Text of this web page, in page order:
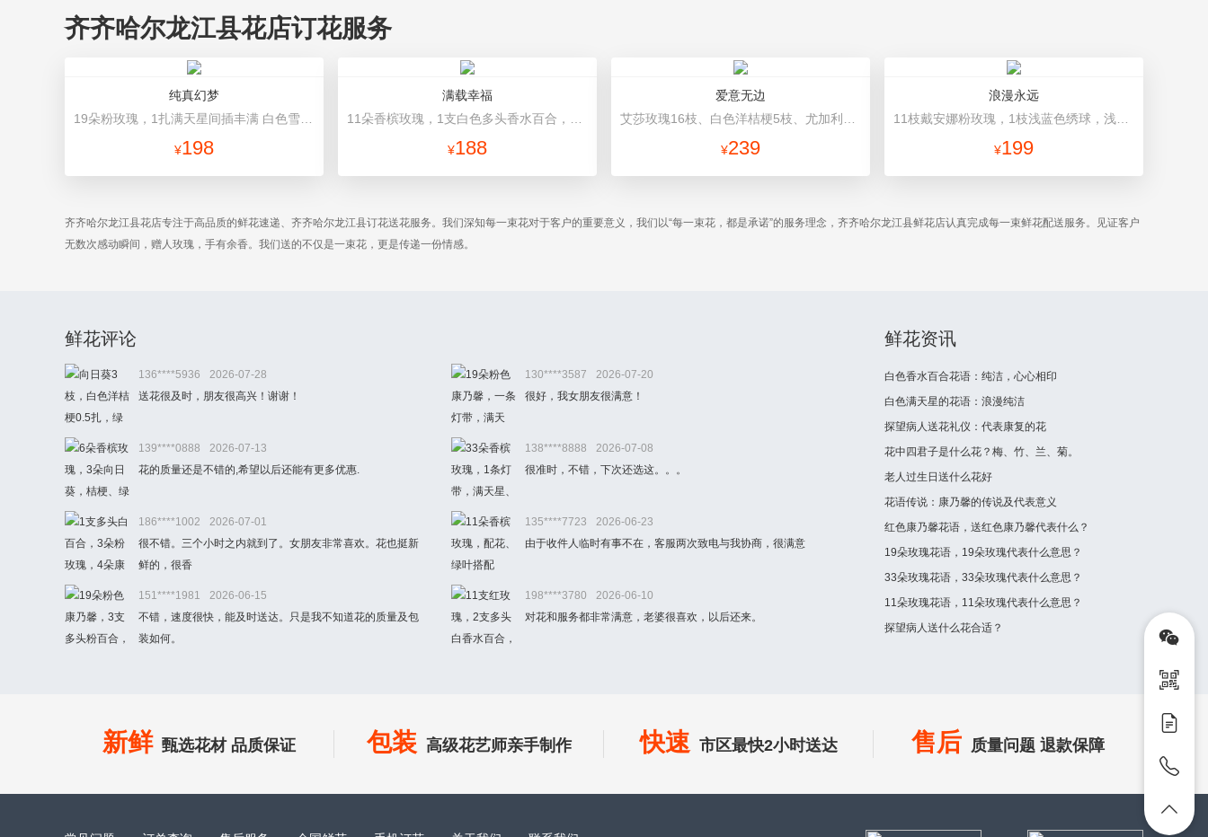
齐齐哈尔龙江县花店订花服务
纯真幻梦
¥198
满载幸福
¥188
爱意无边
¥239
浪漫永远
¥199
齐齐哈尔龙江县花店专注于高品质的鲜花速递、齐齐哈尔龙江县订花送花服务。我们深知每一束花对于客户的重要意义，我们以“每一束花，都是承诺”的服务理念，齐齐哈尔龙江县鲜花店认真完成每一束鲜花配送服务。见证客户
无数次感动瞬间，赠人玫瑰，手有余香。我们送的不仅是一束花，更是传递一份情感。
鲜花评论
136****5936
2026-07-28
送花很及时，朋友很高兴！谢谢！
130****3587
2026-07-20
很好，我女朋友很满意！
139****0888
2026-07-13
花的质量还是不错的,希望以后还能有更多优惠.
138****8888
2026-07-08
很准时，不错，下次还选这。。。
186****1002
2026-07-01
很不错。三个小时之内就到了。女朋友非常喜欢。花也挺新
鲜的，很香
135****7723
2026-06-23
由于收件人临时有事不在，客服两次致电与我协商，很满意
151****1981
2026-06-15
不错，速度很快，能及时送达。只是我不知道花的质量及包
装如何。
198****3780
2026-06-10
对花和服务都非常满意，老婆很喜欢，以后还来。
鲜花资讯
白色香水百合花语：纯洁，心心相印
白色满天星的花语：浪漫纯洁
探望病人送花礼仪：代表康复的花
花中四君子是什么花？梅、竹、兰、菊。
老人过生日送什么花好
花语传说：康乃馨的传说及代表意义
红色康乃馨花语，送红色康乃馨代表什么？
19朵玫瑰花语，19朵玫瑰代表什么意思？
33朵玫瑰花语，33朵玫瑰代表什么意思？
11朵玫瑰花语，11朵玫瑰代表什么意思？
探望病人送什么花合适？
新鲜 甄选花材 品质保证 包装 高级花艺师亲手制作 快速 市区最快2小时送达 售后 质量问题 退款保障